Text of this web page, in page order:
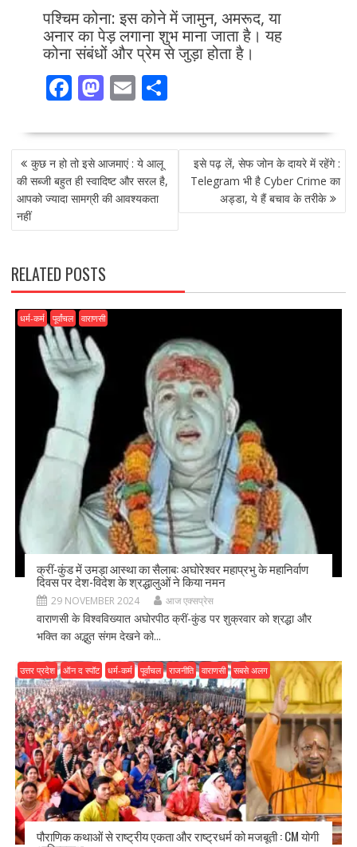
पश्चिम कोना: इस कोने में जामुन, अमरूद, या
अनार का पेड़ लगाना शुभ माना जाता है। यह
कोना संबंधों और प्रेम से जुड़ा होता है।
F
e
b
o
k
M
to
d
o
E
ai
l
S
ar
POST
NAVIGATION
कुछ न हो तो इसे आजमाएं : ये आलू
की सब्जी बहुत ही स्वादिष्ट और सरल है,
आपको ज्यादा सामग्री की आवश्यकता
नहीं
इसे पढ़ लें, सेफ जोन के दायरे में रहेंगे :
Telegram भी है Cyber Crime का
अड्डा, ये हैं बचाव के तरीके
RELATED POSTS
धर्म-कर्म पूर्वांचल वाराणसी
क्रीं-कुंड में उमड़ा आस्था का सैलाब: अघोरेश्वर महाप्रभु के महानिर्वाण
दिवस पर देश-विदेश के श्रद्धालुओं ने किया नमन
29 NOVEMBER 2024 आज एक्सप्रेस
वाराणसी के विश्वविख्यात अघोरपीठ क्रीं-कुंड पर शुक्रवार को श्रद्धा और
भक्ति का अद्भुत संगम देखने को...
उत्तर प्रदेश ऑन द स्पॉट धर्म-कर्म पूर्वांचल राजनीति वाराणसी सबसे अलग
पौराणिक कथाओं से राष्ट्रीय एकता और राष्ट्रधर्म को मजबूती : CM योगी